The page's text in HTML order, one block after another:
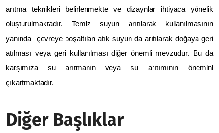
arıtma teknikleri belirlenmekte ve dizaynlar ihtiyaca yönelik
oluşturulmaktadır. Temiz suyun arıtılarak kullanılmasının
yanında çevreye boşaltılan atık suyun da arıtılarak doğaya geri
atılması veya geri kullanılması diğer önemli mevzudur. Bu da
karşımıza su arıtmanın veya su arıtımının önemini
çıkartmaktadır.
Diğer Başlıklar